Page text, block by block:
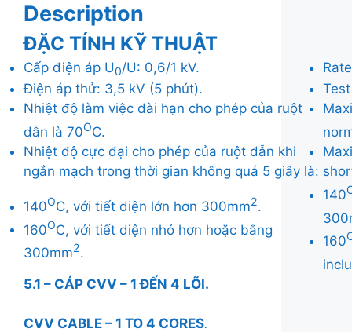
Description
ĐẶC TÍNH KỸ THUẬT
Cấp điện áp U0/U: 0,6/1 kV.
Điện áp thử: 3,5 kV (5 phút).
Nhiệt độ làm việc dài hạn cho phép của ruột
dẫn là 70OC.
Nhiệt độ cực đại cho phép của ruột dẫn khi
ngắn mạch trong thời gian không quá 5 giây là:
140OC, với tiết diện lớn hơn 300mm2.
160OC, với tiết diện nhỏ hơn hoặc bằng
300mm2.
140
160
5.1 – CÁP CVV – 1 ĐẾN 4 LÕI.
CVV CABLE – 1 TO 4 CORES.